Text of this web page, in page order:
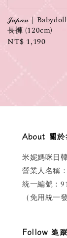
𝒥𝒶𝓅𝒶𝓃｜
長褲 (120cm)
Regular
NT$ 1,190
About 關於
米妮媽咪日
營業人名稱
統一編號：
（免用統一
Follow 追